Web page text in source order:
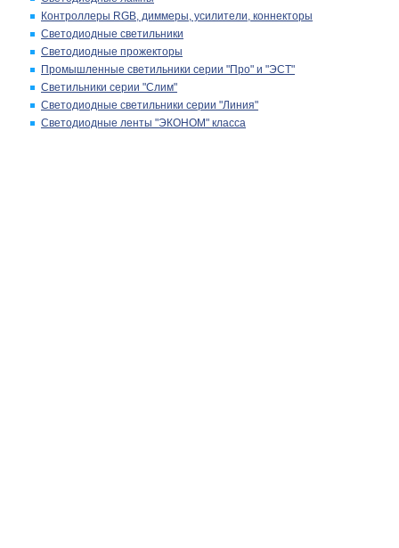
Контроллеры RGB, диммеры, усилители, коннекторы
Светодиодные светильники
Светодиодные прожекторы
Промышленные светильники серии "Про" и "ЭСТ"
Светильники серии "Слим"
Светодиодные светильники серии "Линия"
Светодиодные ленты "ЭКОНОМ" класса